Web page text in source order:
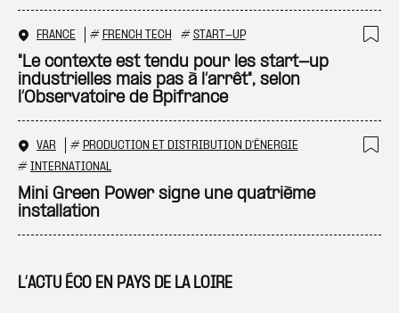
L’ACTU ÉCO EN PAYS DE LA LOIRE
FRANCE # FRENCH TECH # START-UP
"Le contexte est tendu pour les start-up
industrielles mais pas à l’arrêt", selon
l’Observatoire de Bpifrance
VAR # PRODUCTION ET DISTRIBUTION D'ÉNERGIE
# INTERNATIONAL
Mini Green Power signe une quatrième
installation